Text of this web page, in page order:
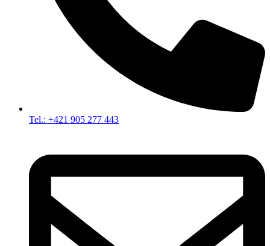
Tel.: +421 905 277 443